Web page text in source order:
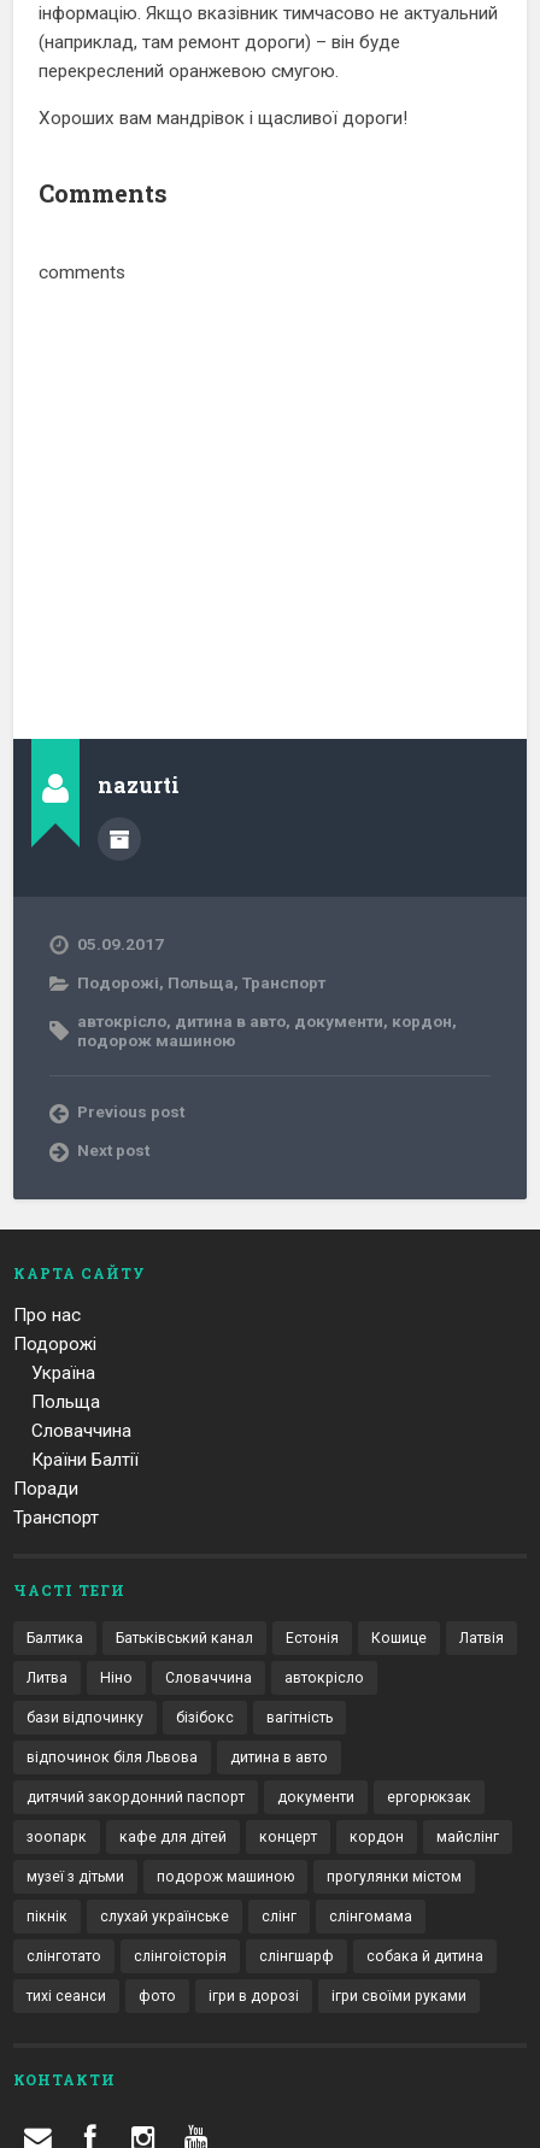
інформацію. Якщо вказівник тимчасово не актуальний
(наприклад, там ремонт дороги) – він буде
перекреслений оранжевою смугою.
Хороших вам мандрівок і щасливої дороги!
Comments
comments
nazurti
05.09.2017
Подорожі, Польща,Транспорт
автокрісло, дитина в авто, документи, кордон,
подорож машиною
Previous post
Next post
КАРТА САЙТУ
Про нас
Подорожі
Україна
Польща
Словаччина
Країни Балтії
Поради
Транспорт
ЧАСТІ ТЕГИ
Балтика Батьківський канал Естонія Кошице Латвія
Литва Ніно Словаччина автокрісло
бази відпочинку бізібокс вагітність
відпочинок біля Львова дитина в авто
дитячий закордонний паспорт документи ергорюкзак
зоопарк кафе для дітей концерт кордон майслінг
музеї з дітьми подорож машиною прогулянки містом
пікнік слухай українське слінг слінгомама
слінготато слінгоісторія слінгшарф собака й дитина
тихі сеанси фото ігри в дорозі ігри своїми руками
КОНТАКТИ